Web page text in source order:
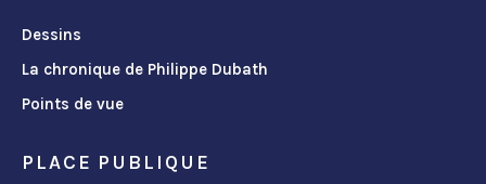
Dessins
La chronique de Philippe Dubath
Points de vue
PLACE PUBLIQUE